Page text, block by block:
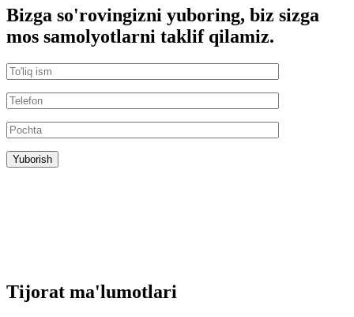
Bizga so'rovingizni yuboring, biz sizga
mos samolyotlarni taklif qilamiz.
Tijorat ma'lumotlari